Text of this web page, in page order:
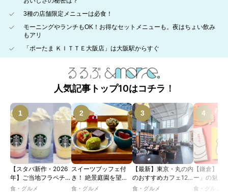
3種の店舗限定メニューは必食！
モーニングやランチもOK！お得なセットメニューも。夜はちょい飲み
もアリ
「ポーたま ＫＩＴＴＥ大阪店」は大阪駅からすぐ
人気記事トップ10はコチラ！
【スタバ新作・2026
年】ご当地フラペチー
ノが新登場！ 地域と
食・グルメ
スイーツブッフェ付
き！ 絶景庭園を望む
ホテルレストランで味
食・グルメ
【最新】東京・丸の内
のおすすめカフェ12
選｜ひとりでゆったり
食・グルメ
【鎌倉】「
ー」の魅力
説！ 定番商
食・グルメ